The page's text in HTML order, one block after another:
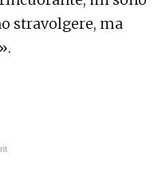
stravolgere, ma